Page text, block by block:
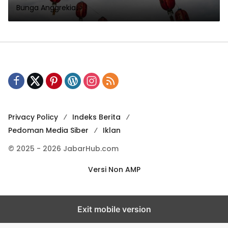
Bunga Anggrekia
Privacy Policy
Indeks Berita
Pedoman Media Siber
Iklan
© 2025 - 2026 JabarHub.com
Versi Non AMP
Exit mobile version